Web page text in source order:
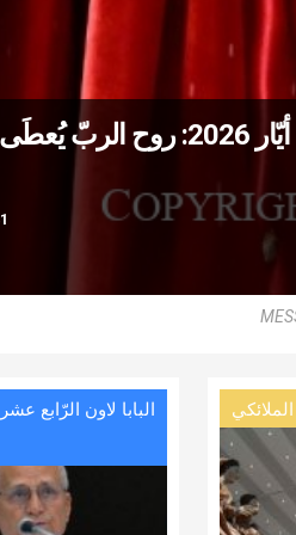
البابا لاون الرّابع عشر